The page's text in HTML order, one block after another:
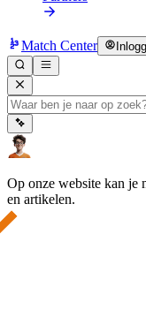
Match Center
Op onze website kan je
en artikelen.